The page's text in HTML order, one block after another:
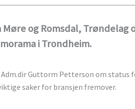
og Romsdal,
i Trondheim.
Guttorm Petterson om status
saker for bransjen fremover.